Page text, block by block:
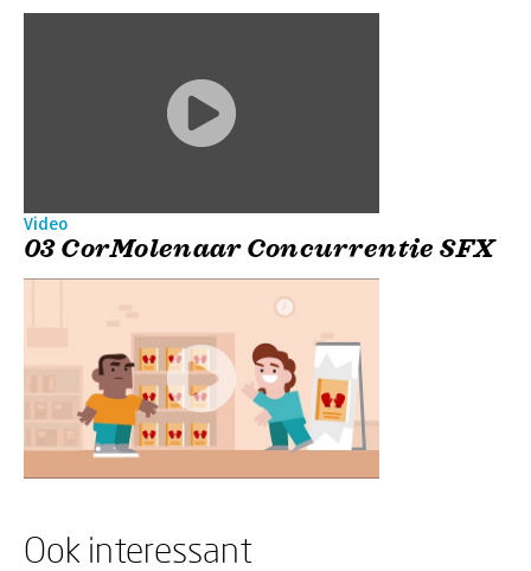
Video
03 CorMolenaar Concurrentie SFX
Ook interessant